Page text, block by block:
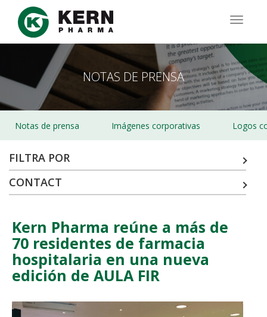
Pasar
contenido
NOTAS DE PRENSA
Notas de prensa Imágenes corporativas Logos
FILTRA POR
CONTACT
Kern Pharma reúne a más de
70 residentes de farmacia
hospitalaria en una nueva
edición de AULA FIR